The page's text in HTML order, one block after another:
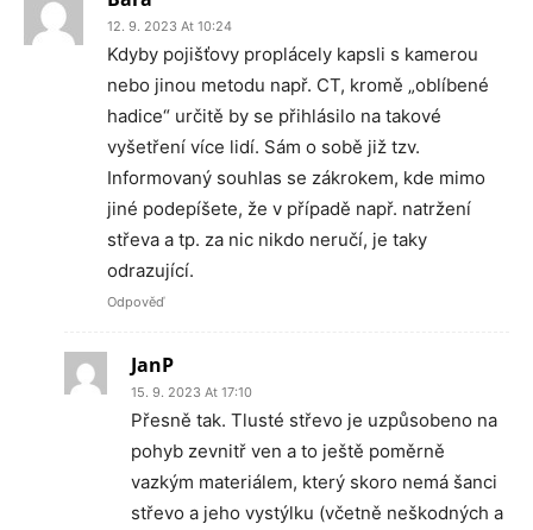
12. 9. 2023 At 10:24
Kdyby pojišťovy proplácely kapsli s kamerou
nebo jinou metodu např. CT, kromě „oblíbené
hadice“ určitě by se přihlásilo na takové
vyšetření více lidí. Sám o sobě již tzv.
Informovaný souhlas se zákrokem, kde mimo
jiné podepíšete, že v případě např. natržení
střeva a tp. za nic nikdo neručí, je taky
odrazující.
Odpověď
JanP
15. 9. 2023 At 17:10
Přesně tak. Tlusté střevo je uzpůsobeno na
pohyb zevnitř ven a to ještě poměrně
vazkým materiálem, který skoro nemá šanci
střevo a jeho vystýlku (včetně neškodných a